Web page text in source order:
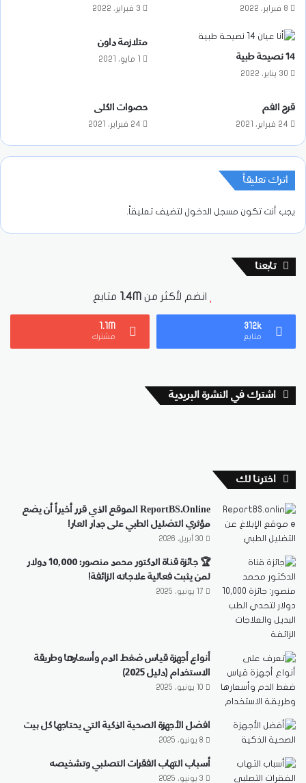
8 فبراير، 2022 3 فبراير، 2022
14 نصيحة طبية
30 يناير، 2022
متلازمة داون
1 مايو، 2021
قرح الفم
24 فبراير، 2021
حصوات الكلى
24 فبراير، 2021
اترك تعليقاً
يجب أنت تكون مسجل الدخول لتضيف تعليقاً.
تابعنا
انضم لأكثر من 1.4M متابع
312k
متابع
1.1M
مشترك
اشترك في النشرة البريدية
اخترنا لك
ReportBS.Online الموقع الذي قرر أخيراً أن يضع
مؤثري التضليل الطبي على جدار العار!
30 أبريل، 2026
🏆 جائزة قناة الدكتور محمد منصور: 10,000 دولار
لمن يثبت فعالية علاجاته الزائفة!
17 يونيو، 2025
أنواع أجهزة قياس ضغط الدم وأسعارها وطريقة
الاستخدام (دليل 2025)
10 يونيو، 2025
افضل الأجهزة الصحية الذكية التي يحتاجها كل بيت
8 يونيو، 2025
أسباب التهاب الفقرات التصلبي وتشخيصه
3 يونيو، 2025